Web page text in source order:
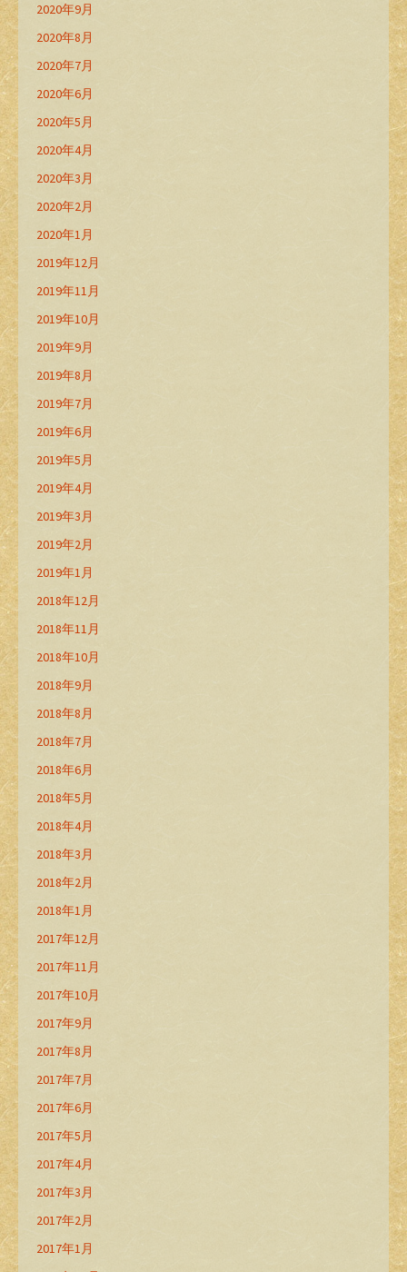
2020年9月
2020年8月
2020年7月
2020年6月
2020年5月
2020年4月
2020年3月
2020年2月
2020年1月
2019年12月
2019年11月
2019年10月
2019年9月
2019年8月
2019年7月
2019年6月
2019年5月
2019年4月
2019年3月
2019年2月
2019年1月
2018年12月
2018年11月
2018年10月
2018年9月
2018年8月
2018年7月
2018年6月
2018年5月
2018年4月
2018年3月
2018年2月
2018年1月
2017年12月
2017年11月
2017年10月
2017年9月
2017年8月
2017年7月
2017年6月
2017年5月
2017年4月
2017年3月
2017年2月
2017年1月